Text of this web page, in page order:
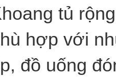
tủ
hợp với
đồ uống